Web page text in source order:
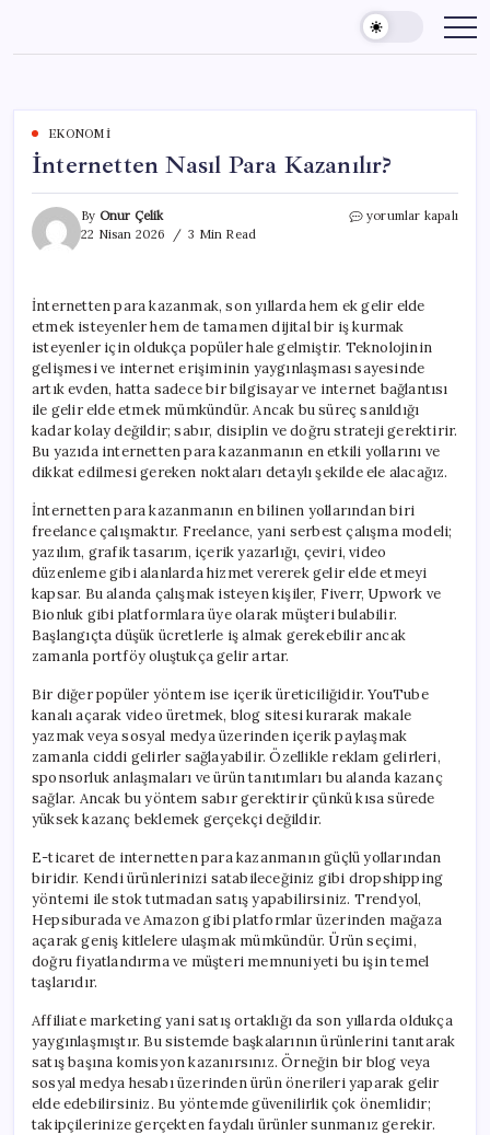
content
EKONOMI
İnternetten Nasıl Para Kazanılır?
By Onur Çelik
22 Nisan 2026
3 Min Read
İnternetten
yorumlar kapalı
İnternetten para kazanmak, son yıllarda hem ek gelir elde
etmek isteyenler hem de tamamen dijital bir iş kurmak
isteyenler için oldukça popüler hale gelmiştir. Teknolojinin
gelişmesi ve internet erişiminin yaygınlaşması sayesinde
artık evden, hatta sadece bir bilgisayar ve internet bağlantısı
ile gelir elde etmek mümkündür. Ancak bu süreç sanıldığı
kadar kolay değildir; sabır, disiplin ve doğru strateji gerektirir.
Bu yazıda internetten para kazanmanın en etkili yollarını ve
dikkat edilmesi gereken noktaları detaylı şekilde ele alacağız.
İnternetten para kazanmanın en bilinen yollarından biri
freelance çalışmaktır. Freelance, yani serbest çalışma modeli;
yazılım, grafik tasarım, içerik yazarlığı, çeviri, video
düzenleme gibi alanlarda hizmet vererek gelir elde etmeyi
kapsar. Bu alanda çalışmak isteyen kişiler, Fiverr, Upwork ve
Bionluk gibi platformlara üye olarak müşteri bulabilir.
Başlangıçta düşük ücretlerle iş almak gerekebilir ancak
zamanla portföy oluştukça gelir artar.
Bir diğer popüler yöntem ise içerik üreticiliğidir. YouTube
kanalı açarak video üretmek, blog sitesi kurarak makale
yazmak veya sosyal medya üzerinden içerik paylaşmak
zamanla ciddi gelirler sağlayabilir. Özellikle reklam gelirleri,
sponsorluk anlaşmaları ve ürün tanıtımları bu alanda kazanç
sağlar. Ancak bu yöntem sabır gerektirir çünkü kısa sürede
yüksek kazanç beklemek gerçekçi değildir.
E-ticaret de internetten para kazanmanın güçlü yollarından
biridir. Kendi ürünlerinizi satabileceğiniz gibi dropshipping
yöntemi ile stok tutmadan satış yapabilirsiniz. Trendyol,
Hepsiburada ve Amazon gibi platformlar üzerinden mağaza
açarak geniş kitlelere ulaşmak mümkündür. Ürün seçimi,
doğru fiyatlandırma ve müşteri memnuniyeti bu işin temel
taşlarıdır.
Affiliate marketing yani satış ortaklığı da son yıllarda oldukça
yaygınlaşmıştır. Bu sistemde başkalarının ürünlerini tanıtarak
satış başına komisyon kazanırsınız. Örneğin bir blog veya
sosyal medya hesabı üzerinden ürün önerileri yaparak gelir
elde edebilirsiniz. Bu yöntemde güvenilirlik çok önemlidir;
takipçilerinize gerçekten faydalı ürünler sunmanız gerekir.